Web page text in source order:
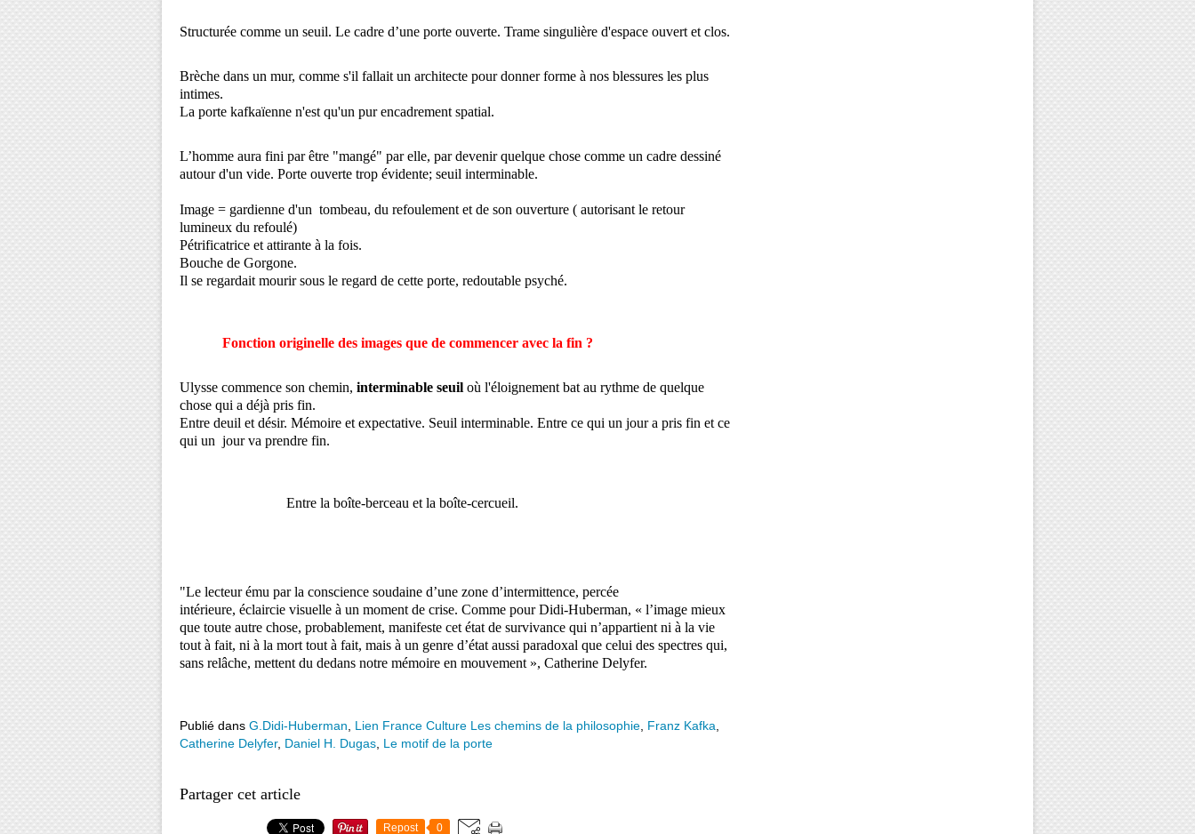
Structurée comme un seuil. Le cadre d’une porte ouverte. Trame singulière d'espace ouvert et clos.
Brèche dans un mur, comme s'il fallait un architecte pour donner forme à nos blessures les plus
intimes.
La porte kafkaïenne n'est qu'un pur encadrement spatial.
L’homme aura fini par être "mangé" par elle, par devenir quelque chose comme un cadre dessiné
autour d'un vide. Porte ouverte trop évidente; seuil interminable.
Image = gardienne d'un tombeau, du refoulement et de son ouverture ( autorisant le retour
lumineux du refoulé)
Pétrificatrice et attirante à la fois.
Bouche de Gorgone.
Il se regardait mourir sous le regard de cette porte, redoutable psyché.
Fonction originelle des images que de commencer avec la fin ?
Ulysse commence son chemin, interminable seuil où l'éloignement bat au rythme de quelque
chose qui a déjà pris fin.
Entre deuil et désir. Mémoire et expectative. Seuil interminable. Entre ce qui un jour a pris fin et ce
qui un jour va prendre fin.
Entre la boîte-berceau et la boîte-cercueil.
"Le lecteur ému par la conscience soudaine d’une zone d’intermittence, percée
intérieure, éclaircie visuelle à un moment de crise. Comme pour Didi-Huberman, « l’image mieux
que toute autre chose, probablement, manifeste cet état de survivance qui n’appartient ni à la vie
tout à fait, ni à la mort tout à fait, mais à un genre d’état aussi paradoxal que celui des spectres qui,
sans relâche, mettent du dedans notre mémoire en mouvement », Catherine Delyfer.
Publié dans G.Didi-Huberman Lien France Culture Les chemins de la philosophie Franz Kafka
Catherine Delyfer, Daniel H. Dugas Le motif de la porte
Partager cet article
Repost 0